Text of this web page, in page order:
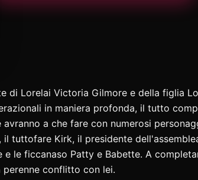
di Lorelai Victoria Gilmore e della figlia
in maniera profonda, il tutto
a che fare con numerosi
il tuttofare Kirk, il presidente
le ficcanaso Patty e Babette. A
conflitto con lei.